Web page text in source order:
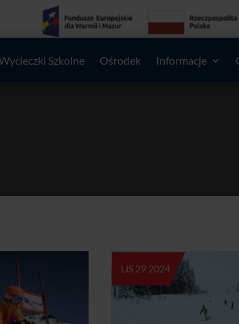
Szkolne Ośrodek Informacje
LIS 29 2024